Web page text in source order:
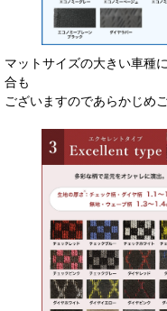
マットサイズの大きい車種
合も
ございますのであらかじめ